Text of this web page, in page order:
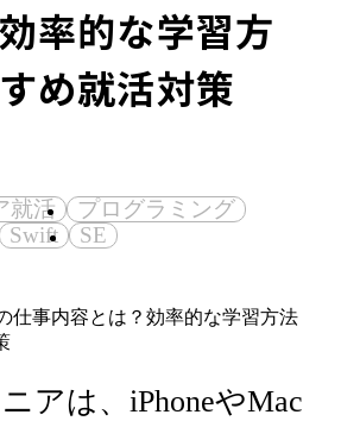
率的な学習方
め就活対策
就活
プログラミング
Swift SE
アは、iPhoneやMac